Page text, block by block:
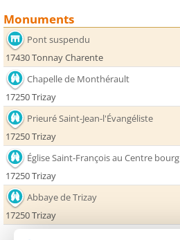
Monuments
Pont suspendu
17430 Tonnay Charente
Chapelle de Monthérault
17250 Trizay
Prieuré Saint-Jean-l'Évangéliste
17250 Trizay
Église Saint-François au Centre bourg
17250 Trizay
Abbaye de Trizay
17250 Trizay